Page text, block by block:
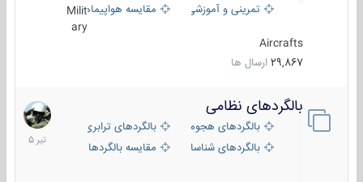
تمرینی و آموزشی
مقایسه هواپیماهاMilit
ary
Aircrafts
29,867 ارسال ها
بالگردهای نظامی
بالگردهای هجومی
بالگردهای ترابری
بالگردهای شناسایی
مقایسه بالگردها
22
تیر
1405